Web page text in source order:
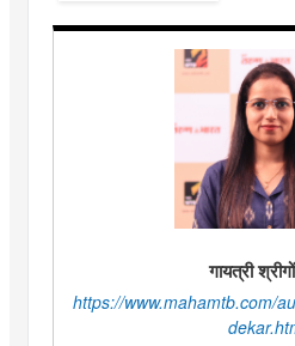
गायत्री
https://www.mahamtb.com/